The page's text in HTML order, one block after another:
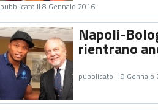
pubblicato il 8 Gennaio 2016
Napoli-
rientrano
pubblicato il 9 Gennaio